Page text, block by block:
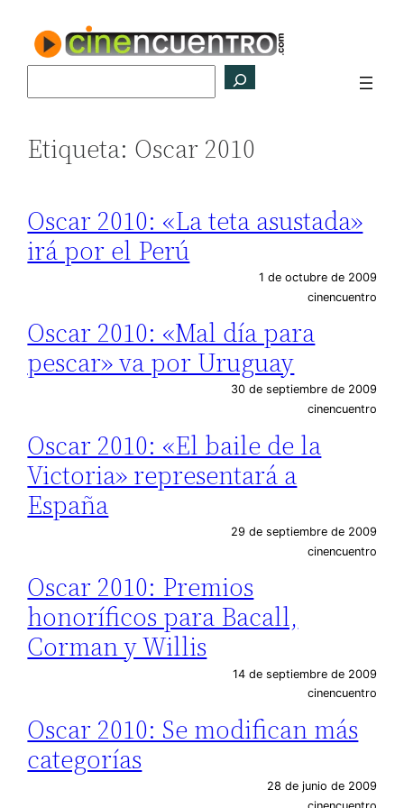
contenido
Etiqueta: Oscar 2010
Oscar 2010: «La teta asustada»
irá por el Perú
1 de octubre de 2009
cinencuentro
Oscar 2010: «Mal día para
pescar» va por Uruguay
30 de septiembre de 2009
cinencuentro
Oscar 2010: «El baile de la
Victoria» representará a
España
29 de septiembre de 2009
cinencuentro
Oscar 2010: Premios
honoríficos para Bacall,
Corman y Willis
14 de septiembre de 2009
cinencuentro
Oscar 2010: Se modifican más
categorías
28 de junio de 2009